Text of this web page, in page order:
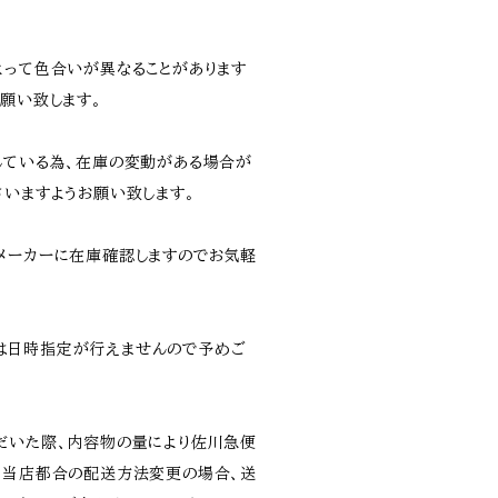
て色合いが異なることがあります
い致します。
いる為、在庫の変動がある場合が
ますようお願い致します。
カーに在庫確認しますのでお気軽
時指定が行えませんので予めご
た際、内容物の量により佐川急便
当店都合の配送方法変更の場合、送